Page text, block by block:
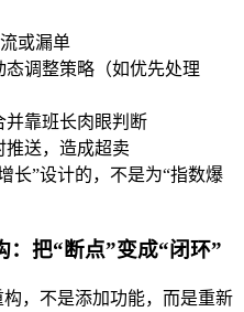
或漏单
调整策略（如优先处理
并靠班长肉眼判断
推送，造成超卖
长”设计的，不是为“指数爆
：把“断点”变成“闭环”
，不是添加功能，而是重新